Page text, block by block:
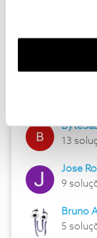
(cookies de
utilização dos
Hall
17
13
Jose
9
Bruno
5